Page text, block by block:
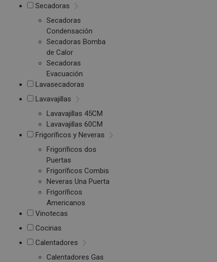
Secadoras
Secadoras
Condensación
Secadoras Bomba
de Calor
Secadoras
Evacuación
Lavasecadoras
Lavavajillas
Lavavajillas 45CM
Lavavajillas 60CM
Frigoríficos y Neveras
Frigoríficos dos
Puertas
Frigoríficos Combis
Neveras Una Puerta
Frigoríficos
Americanos
Vinotecas
Cocinas
Calentadores
Calentadores Gas